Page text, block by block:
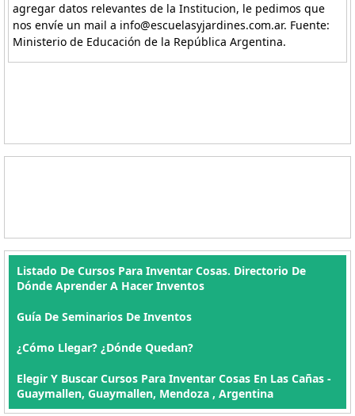
agregar datos relevantes de la Institucion, le pedimos que
nos envíe un mail a info@escuelasyjardines.com.ar. Fuente:
Ministerio de Educación de la República Argentina.
Listado De Cursos Para Inventar Cosas. Directorio De
Dónde Aprender A Hacer Inventos
Guía De Seminarios De Inventos
¿Cómo Llegar? ¿Dónde Quedan?
Elegir Y Buscar Cursos Para Inventar Cosas En Las Cañas -
Guaymallen, Guaymallen, Mendoza , Argentina